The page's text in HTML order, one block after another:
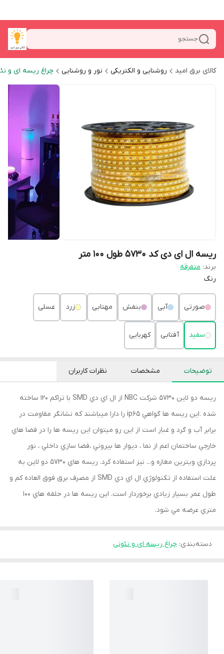
جستجو
کالای برق امید روشنایی و الکتریکی نور و روشنایی چراغ ریسه ای و
ریسه ال ای دی کد 5730 طول 100 متر
برند: متفرقه
رنگ
صورتی آبی بنفش مهتابی زرد عسلی
سفید آفتابی کهربایی
توضیحات مشخصات نظرات کاربران
ريسه دو لاين 5730 شركت NBC از ال اي دي SMD با تراكم 120 ساخته
شده .اين ريسه ها گواهي ip65 را دارا ميباشند كه نشانگر مقاومت در
برابر آب و گرد و غبار است از اين رو ميتوان اين ريسه ها را در فضا هاي
خارجي ساختمان اعم از نما ، ديوار ها بيروني ،فضا سازي داخلي ، نور
پردازي ويترين مغازه و... نيز استفاده كرد. ريسه هاي 5730 دو لاين به
علت استفاده از تكنولوژي ال اي دي SMD از مصرف برق فوق العاده كم و
طول عمر بسيار زيادي برخوردار است. اين ريسه ها در حلقه هاي 100
متري عرضه مي شود.
دسته‌بندی: چراغ ریسه ای و نئونی